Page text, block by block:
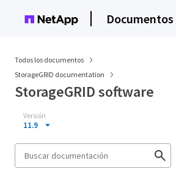
Documentos
Todos los documentos
StorageGRID documentation
StorageGRID software
Versión
11.9